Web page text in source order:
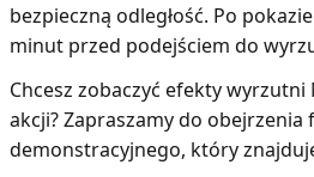
bezpieczną odległość. Po
minut przed podejściem do
Chcesz zobaczyć efekty wyrzutni
akcji? Zapraszamy do obejrzenia
demonstracyjnego, który